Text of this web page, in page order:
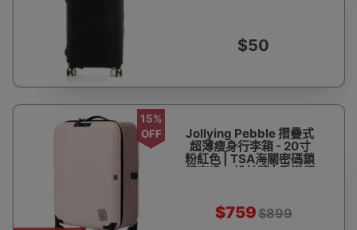
$50
15%
OFF
Jollying Pebble 摺疊式
超薄瘦身行李箱 - 20寸
粉紅色 | TSA海關密碼鎖
行李喼 iF設計獎 | 香港行
$759$899